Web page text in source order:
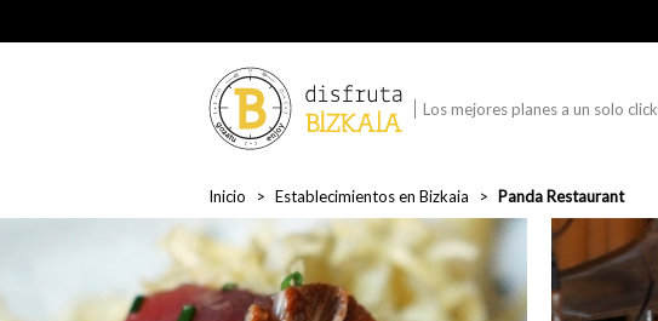
Los mejores planes a un solo click
Inicio Establecimientos en Bizkaia Panda Restaurant